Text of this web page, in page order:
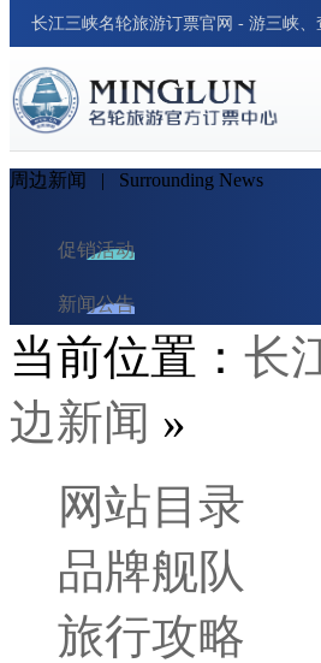
长江三峡名轮旅游订票官网 - 游三峡
周边新闻 | Surrounding News
促销活动
新闻公告
周边新闻
游轮资讯
当前位置： 长
边新闻 »
网站目录
品牌舰队
旅行攻略